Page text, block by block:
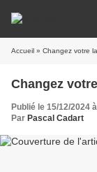
Accueil » Changez votre
Changez
Publié le 15/12/2024
Par Pascal Cadart